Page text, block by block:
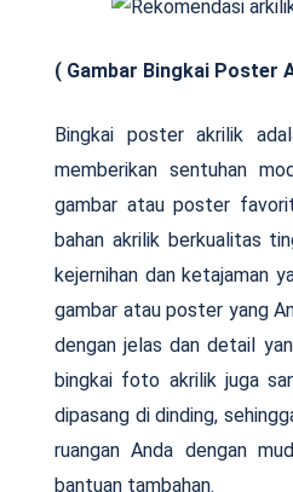
( Gambar Bingkai Poster
Bingkai poster akrilik
memberikan sentuhan
gambar atau poster
bahan akrilik berkualitas
kejernihan dan ketajaman
gambar atau poster yang
dengan jelas dan detail
bingkai foto akrilik juga
dipasang di dinding,
ruangan Anda dengan
bantuan tambahan.